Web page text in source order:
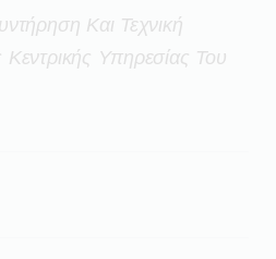
Και Τεχνική
Υπηρεσίας Του